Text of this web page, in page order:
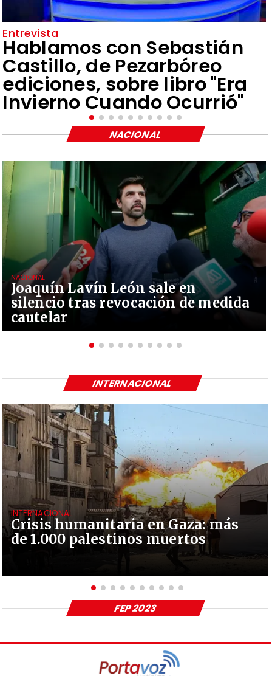
Entrevista
Hablamos con Sebastián
Castillo, de Pezarbóreo
ediciones, sobre libro "Era
Invierno Cuando Ocurrió"
Joaquín Lavín León sale en
silencio tras revocación de medida
cautelar
NACIONAL
NACIONAL
Crisis humanitaria en Gaza: más
de 1.000 palestinos muertos
INTERNACIONAL
INTERNACIONAL
FEP 2023